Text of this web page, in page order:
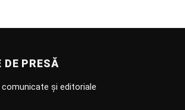
DE PRESĂ
și editoriale